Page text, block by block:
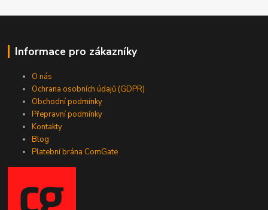
Informace pro zákazníky
O nás
Ochrana osobních údajů (GDPR)
Obchodní podmínky
Přepravní podmínky
Kontakty
Blog
Platební brána ComGate